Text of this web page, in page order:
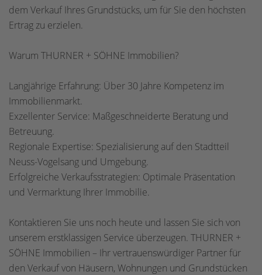
dem Verkauf Ihres Grundstücks, um für Sie den höchsten
Ertrag zu erzielen.
Warum THURNER + SÖHNE Immobilien?
Langjährige Erfahrung: Über 30 Jahre Kompetenz im
Immobilienmarkt.
Exzellenter Service: Maßgeschneiderte Beratung und
Betreuung.
Regionale Expertise: Spezialisierung auf den Stadtteil
Neuss-Vogelsang und Umgebung.
Erfolgreiche Verkaufsstrategien: Optimale Präsentation
und Vermarktung Ihrer Immobilie.
Kontaktieren Sie uns noch heute und lassen Sie sich von
unserem erstklassigen Service überzeugen. THURNER +
SÖHNE Immobilien – Ihr vertrauenswürdiger Partner für
den Verkauf von Häusern, Wohnungen und Grundstücken